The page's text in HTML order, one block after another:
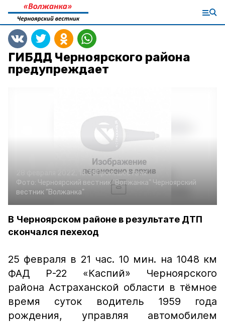
ГИБДД Черноярского района
предупреждает
28 февраля 2022, 13:38Происшествия
Фото: Черноярский вестник "Волжанка" Черноярский
вестник "Волжанка"
В Черноярском районе в результате ДТП
скончался пехеход
25 февраля в 21 час. 10 мин. на 1048 км
ФАД Р-22 «Каспий» Черноярского
района Астраханской области в тёмное
время суток водитель 1959 года
рождения, управляя автомобилем